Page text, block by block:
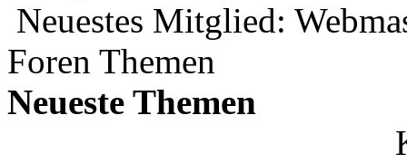
Neuestes Mitglied:
Foren Themen
Neueste Themen